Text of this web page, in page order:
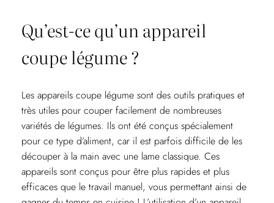
Qu’est-ce qu’un appareil
coupe légume ?
Les appareils coupe légume sont des outils pratiques et
très utiles pour couper facilement de nombreuses
variétés de légumes. Ils ont été conçus spécialement
pour ce type d’aliment, car il est parfois difficile de les
découper à la main avec une lame classique. Ces
appareils sont conçus pour être plus rapides et plus
efficaces que le travail manuel, vous permettant ainsi de